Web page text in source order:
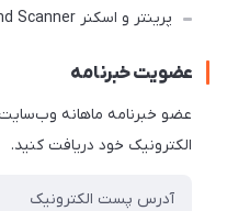
پرینتر و اسکنر Printer and Scanner
عضویت خبرنامه
عضو خبرنامه ماهانه
الکترونیک خود دریافت کنید.